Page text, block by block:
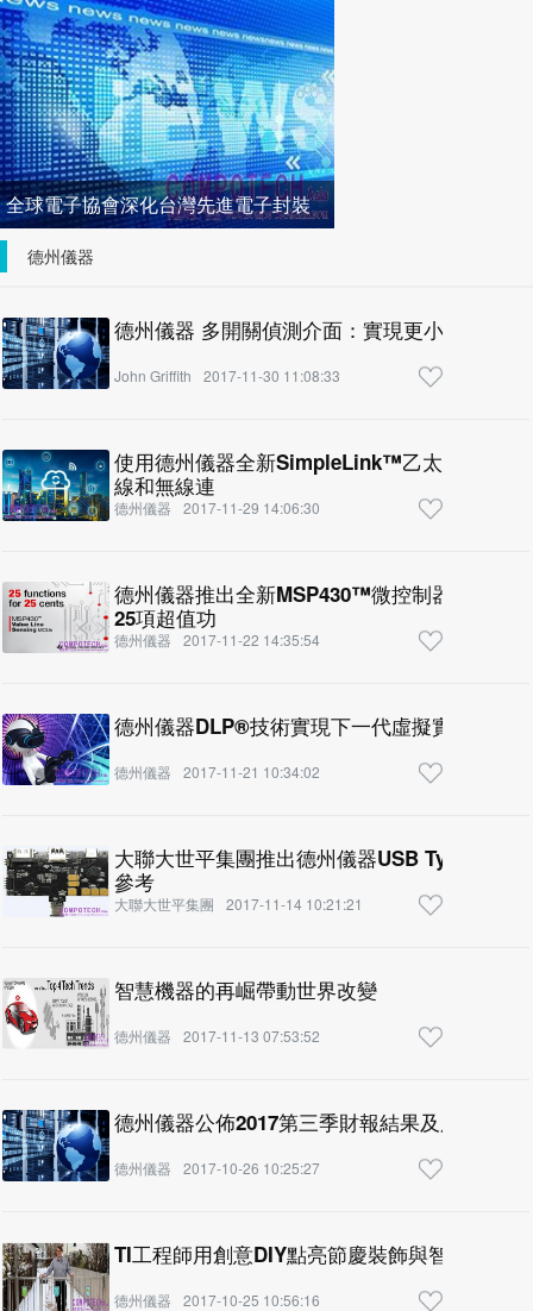
億創七月單月歷史新高 帶
全球電子協會深化台灣先進電子封裝
技術布局
德州儀器
德州儀器 多開關偵測介面：實現更小型、更
John Griffith 2017-11-30 11:08:33
使用德州儀器全新SimpleLink™乙太網路
線和無線連
德州儀器 2017-11-29 14:06:30
德州儀器推出全新MSP430™微控制器，以
25項超值功
德州儀器 2017-11-22 14:35:54
德州儀器DLP®技術實現下一代虛擬實境抬頭
德州儀器 2017-11-21 10:34:02
大聯大世平集團推出德州儀器USB Type-C™
參考
大聯大世平集團 2017-11-14 10:21:21
智慧機器的再崛帶動世界改變
德州儀器 2017-11-13 07:53:52
德州儀器公佈2017第三季財報結果及股東回報
德州儀器 2017-10-26 10:25:27
TI工程師用創意DIY點亮節慶裝飾與智慧家居
德州儀器 2017-10-25 10:56:16